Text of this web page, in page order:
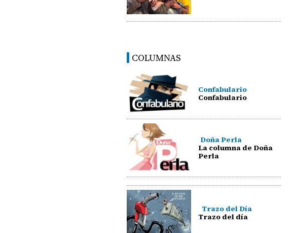
COLUMNAS
Confabulario
Confabulario
Doña Perla
La columna de Doña
Perla
Trazo del Día
Trazo del día